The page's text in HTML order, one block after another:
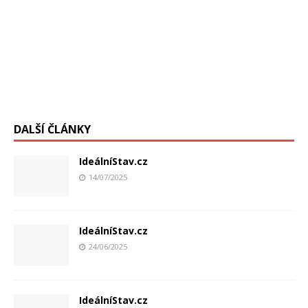
DALŠÍ ČLÁNKY
IdeálníStav.cz
14/07/2025
IdeálníStav.cz
24/06/2025
IdeálníStav.cz